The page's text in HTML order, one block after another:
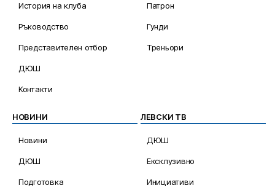
История на клуба
Ръководство
Представителен отбор
ДЮШ
Контакти
Патрон
Гунди
Треньори
НОВИНИ
Новини
ДЮШ
Подготовка
ЛЕВСКИ ТВ
ДЮШ
Ексклузивно
Инициативи